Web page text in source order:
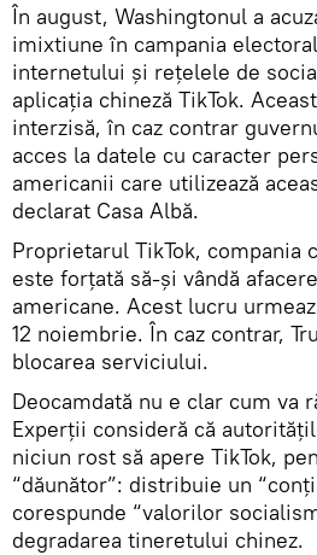
În august, Washingtonul a
imixtiune în campania
internetului și rețelele de
aplicația chineză TikTok.
interzisă, în caz contrar
acces la datele cu caracter
americanii care utilizează
declarat Casa Albă.
Proprietarul TikTok, compania
este forțată să-și vândă
americane. Acest lucru
12 noiembrie. În caz contrar,
blocarea serviciului.
Deocamdată nu e clar cum va
Experții consideră că
niciun rost să apere TikTok,
“dăunător”: distribuie un
corespunde “valorilor
degradarea tineretului chinez.